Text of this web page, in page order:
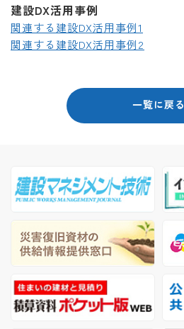
建設DX活用事例
関連する建設DX活用事例1
関連する建設DX活用事例2
一覧に戻る